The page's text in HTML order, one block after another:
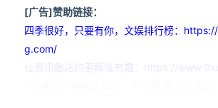
[广告]赞助链接：
四季很好，只要有你，文娱排行榜：
g.com/
让资讯触达的更精准有趣：https://